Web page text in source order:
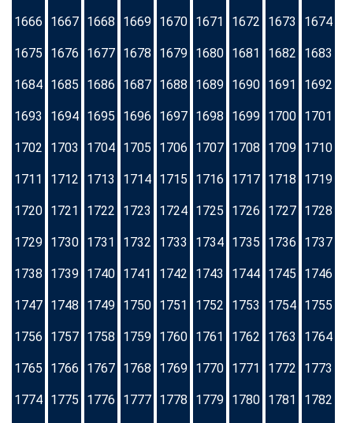
1666 1667 1668 1669 1670 1671 1672 1673 1674
1675 1676 1677 1678 1679 1680 1681 1682 1683
1684 1685 1686 1687 1688 1689 1690 1691 1692
1693 1694 1695 1696 1697 1698 1699 1700 1701
1702 1703 1704 1705 1706 1707 1708 1709 1710
1711 1712 1713 1714 1715 1716 1717 1718 1719
1720 1721 1722 1723 1724 1725 1726 1727 1728
1729 1730 1731 1732 1733 1734 1735 1736 1737
1738 1739 1740 1741 1742 1743 1744 1745 1746
1747 1748 1749 1750 1751 1752 1753 1754 1755
1756 1757 1758 1759 1760 1761 1762 1763 1764
1765 1766 1767 1768 1769 1770 1771 1772 1773
1774 1775 1776 1777 1778 1779 1780 1781 1782